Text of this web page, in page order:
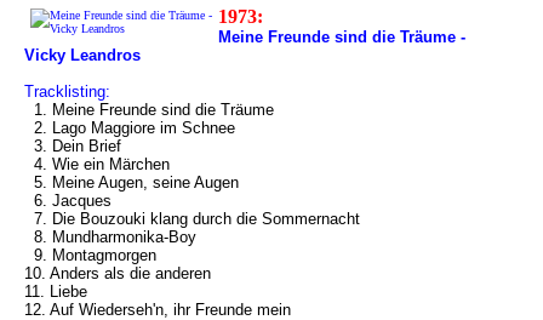
1973:
Meine Freunde sind die Träume -
Vicky Leandros
Tracklisting:
1. Meine Freunde sind die Träume
2. Lago Maggiore im Schnee
3. Dein Brief
4. Wie ein Märchen
5. Meine Augen, seine Augen
6. Jacques
7. Die Bouzouki klang durch die Sommernacht
8. Mundharmonika-Boy
9. Montagmorgen
10. Anders als die anderen
11. Liebe
12. Auf Wiederseh'n, ihr Freunde mein